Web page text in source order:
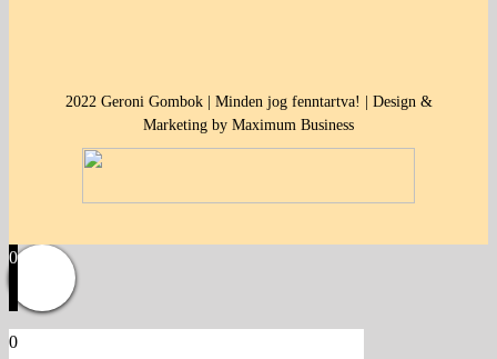
2022 Geroni Gombok | Minden jog fenntartva! | Design &
Marketing by Maximum Business
0
0